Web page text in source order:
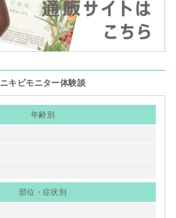
ニキビモニター体験談
年齢別
部位・症状別